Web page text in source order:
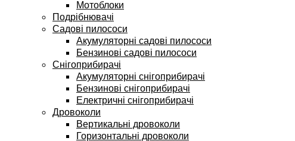
Мотоблоки
Подрібнювачі
Садові пилососи
Акумуляторні садові пилососи
Бензинові садові пилососи
Снігоприбирачі
Акумуляторні снігоприбирачі
Бензинові снігоприбирачі
Електричні снігоприбирачі
Дровоколи
Вертикальні дровоколи
Горизонтальні дровоколи